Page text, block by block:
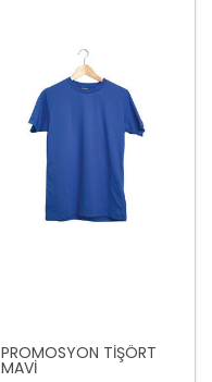
PROMOSYON TİŞÖRT
MAVİ